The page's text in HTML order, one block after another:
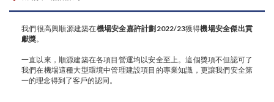
我們很高興順源建築在機場安全嘉許計劃2022/23獲得機場安全傑出貢
獻獎。
一直以來，順源建築在各項目營運均以安全至上。這個獎項不但認可了
我們在機場這種大型環境中管理建設項目的專業知識，更讓我們安全第
一的理念得到了客戶的認同。